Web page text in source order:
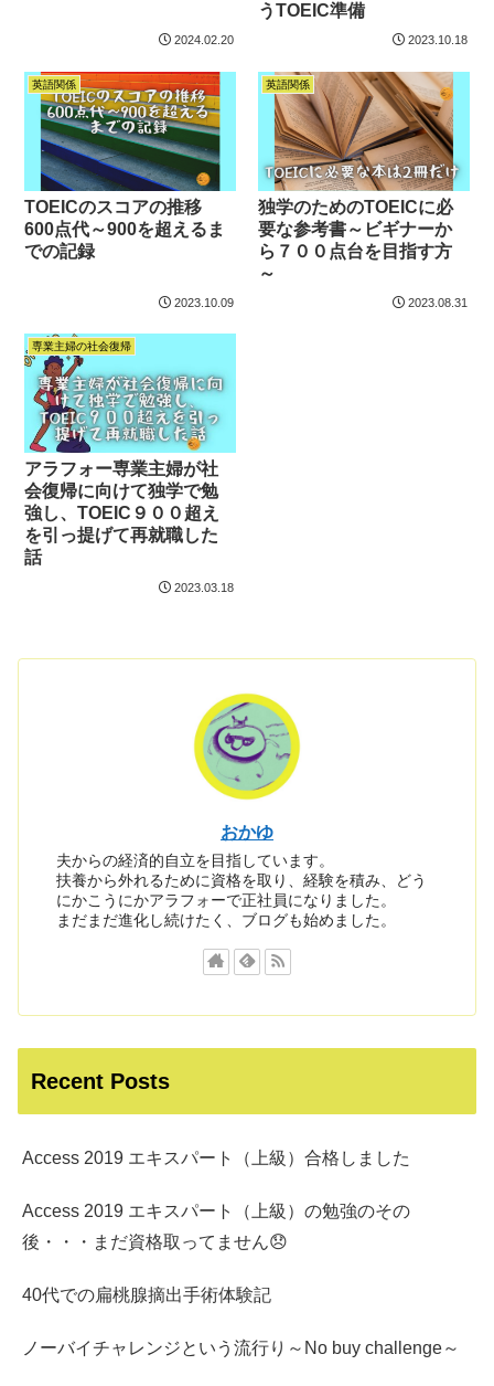
2024.02.20
うTOEIC準備
2023.10.18
英語関係
TOEICのスコアの推移
600点代～900を超えるま
での記録
2023.10.09
英語関係
独学のためのTOEICに必
要な参考書～ビギナーか
ら７００点台を目指す方
～
2023.08.31
専業主婦の社会復帰
アラフォー専業主婦が社
会復帰に向けて独学で勉
強し、TOEIC９００超え
を引っ提げて再就職した
話
2023.03.18
おかゆ
夫からの経済的自立を目指しています。
扶養から外れるために資格を取り、経験を積み、どう
にかこうにかアラフォーで正社員になりました。
まだまだ進化し続けたく、ブログも始めました。
Recent Posts
Access 2019 エキスパート（上級）合格しました
Access 2019 エキスパート（上級）の勉強のその
後・・・まだ資格取ってません😞
40代での扁桃腺摘出手術体験記
ノーバイチャレンジという流行り～No buy challenge～